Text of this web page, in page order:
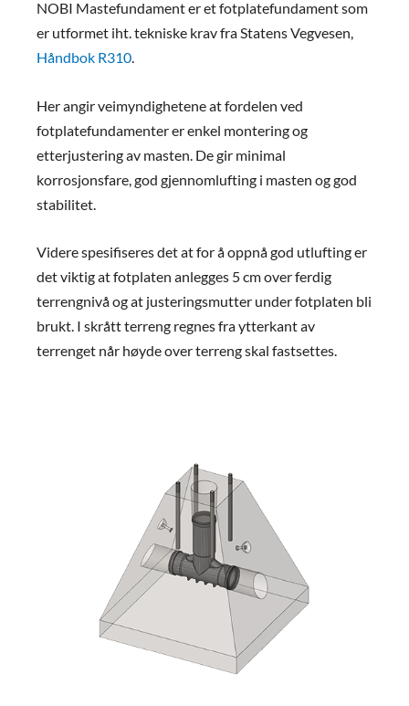
NOBI Mastefundament er et fotplatefundament som
er utformet iht. tekniske krav fra Statens Vegvesen,
Håndbok R310.
Her angir veimyndighetene at fordelen ved
fotplatefundamenter er enkel montering og
etterjustering av masten. De gir minimal
korrosjonsfare, god gjennomlufting i masten og god
stabilitet.
Videre spesifiseres det at for å oppnå god utlufting er
det viktig at fotplaten anlegges 5 cm over ferdig
terrengnivå og at justeringsmutter under fotplaten bli
brukt. I skrått terreng regnes fra ytterkant av
terrenget når høyde over terreng skal fastsettes.